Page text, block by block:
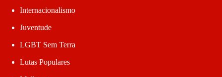
Internacionalismo
Juventude
LGBT Sem Terra
Lutas Populares